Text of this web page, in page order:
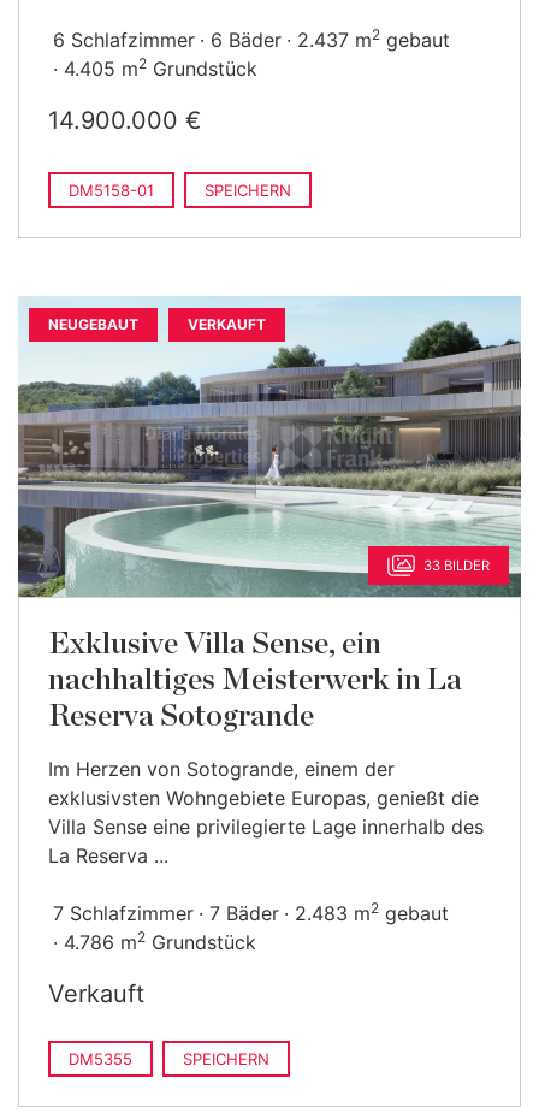
6 Schlafzimmer 6 Bäder 2.437 m2 gebaut
4.405 m2 Grundstück
14.900.000 €
DM5158-01 SPEICHERN
NEUGEBAUT VERKAUFT
33 BILDER
Exklusive Villa Sense, ein
nachhaltiges Meisterwerk in La
Reserva Sotogrande
Im Herzen von Sotogrande, einem der
exklusivsten Wohngebiete Europas, genießt die
Villa Sense eine privilegierte Lage innerhalb des
La Reserva ...
7 Schlafzimmer 7 Bäder 2.483 m2 gebaut
4.786 m2 Grundstück
Verkauft
DM5355 SPEICHERN